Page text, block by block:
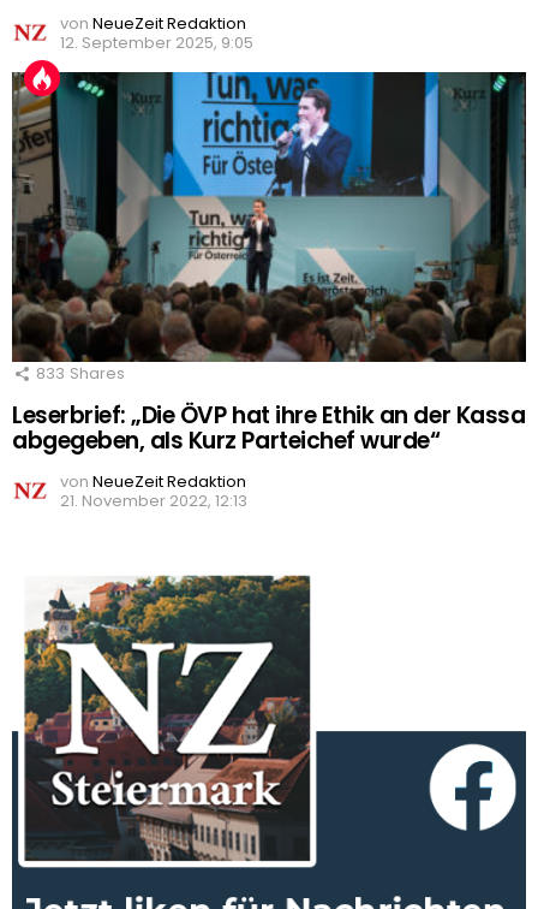
von NeueZeit Redaktion
12. September 2025, 9:05
833 Shares
Leserbrief: „Die ÖVP hat ihre Ethik an der Kassa
abgegeben, als Kurz Parteichef wurde“
von NeueZeit Redaktion
21. November 2022, 12:13